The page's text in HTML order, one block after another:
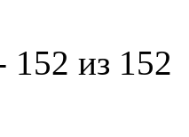
152 из 152